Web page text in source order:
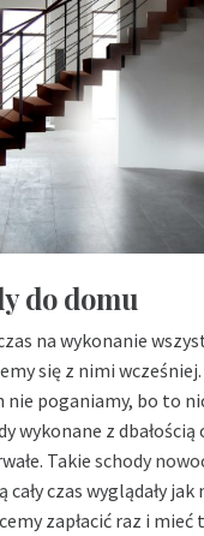
do domu
na wykonanie
się z nimi
nie poganiamy, bo to
wykonane z
Takie schody
czas wyglądały jak
zapłacić raz i